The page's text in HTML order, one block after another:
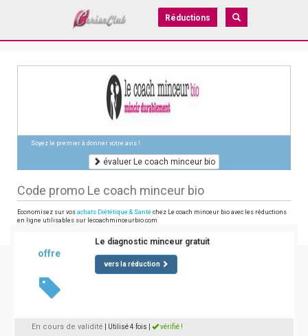
Réductions
Soyez le premier à donner votre avis !
évaluer Le coach minceur bio
Code promo Le coach minceur bio
Economisez sur vos achats Diététique & Santé chez Le coach minceur bio avec les réductions
en ligne utilisables sur lecoachminceurbio.com
offre
Le diagnostic minceur gratuit
vers la réduction
En cours de validité | Utilisé 4 fois vérifié !